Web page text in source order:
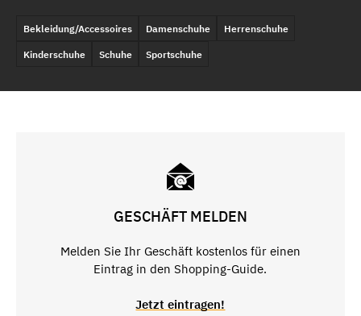
Bekleidung/Accessoires Damenschuhe Herrenschuhe
Kinderschuhe Schuhe Sportschuhe
GESCHÄFT MELDEN
Melden Sie Ihr Geschäft kostenlos für einen
Eintrag in den Shopping-Guide.
Jetzt eintragen!